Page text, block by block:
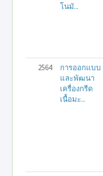
โนมั...
2564
การออกแบบ
และพัฒนา
เครื่องกรีด
เนื้อมะ...